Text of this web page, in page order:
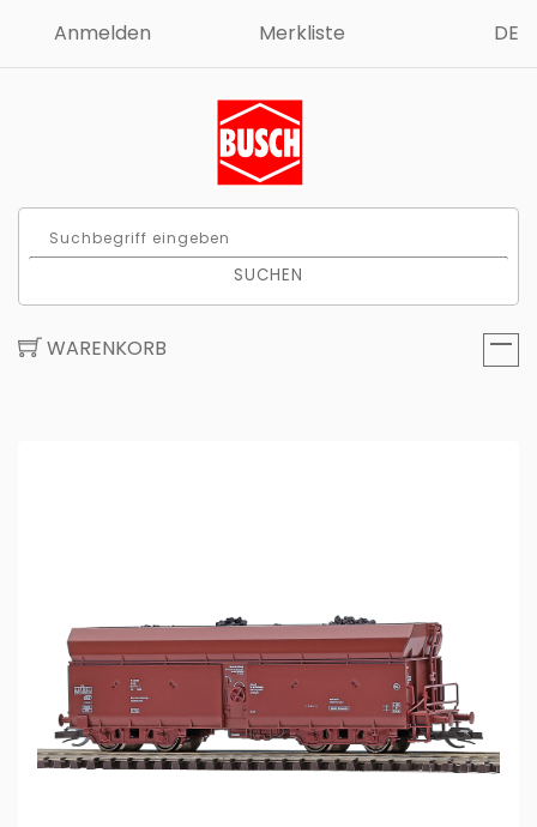
Anmelden Merkliste DE
SUCHEN
WARENKORB